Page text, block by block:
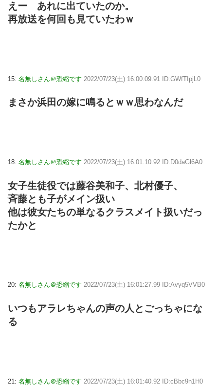
えー あれに出ていたのか。
再放送を何回も見ていたわｗ
15: 名無しさん＠恐縮です 2022/07/23(土) 16:00:09.91 ID:GWfTIpjL0
まさか浜田の嫁に鳴るとｗｗ思わなんだ
18: 名無しさん＠恐縮です 2022/07/23(土) 16:01:10.92 ID:D0daGl6A0
女子生徒役では藤谷美和子、北村優子、
斉藤とも子がメイン扱い
他は彼女たちの単なるクラスメイト扱いだっ
たかと
20: 名無しさん＠恐縮です 2022/07/23(土) 16:01:27.99 ID:Avyq5VVB0
いつもアラレちゃんの声の人とごっちゃにな
る
21: 名無しさん＠恐縮です 2022/07/23(土) 16:01:40.92 ID:cBbc9n1H0